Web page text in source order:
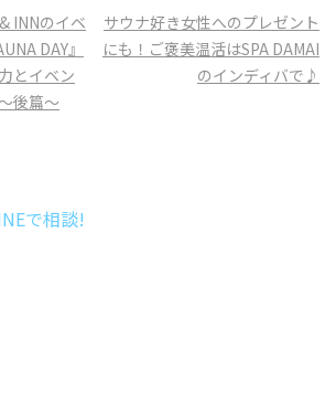
INNのイベ
DAY』
とイベン
後篇〜
サウナ好き女性へのプレゼント
にも！ご褒美温活はSPA DAMAI
のインディバで♪